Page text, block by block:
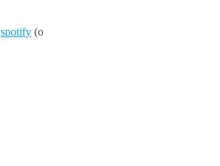
spotify (o